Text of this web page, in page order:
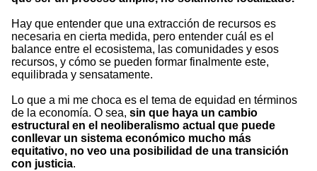
Hay que entender que una extracción de recursos es
necesaria en cierta medida, pero entender cuál es el
balance entre el ecosistema, las comunidades y esos
recursos, y cómo se pueden formar finalmente este,
equilibrada y sensatamente.
Lo que a mi me choca es el tema de equidad en términos
de la economía. O sea, sin que haya un cambio
estructural en el neoliberalismo actual que puede
conllevar un sistema económico mucho más
equitativo, no veo una posibilidad de una transición
con justicia.